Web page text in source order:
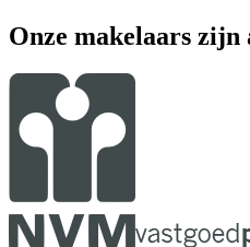
Onze makelaars zijn